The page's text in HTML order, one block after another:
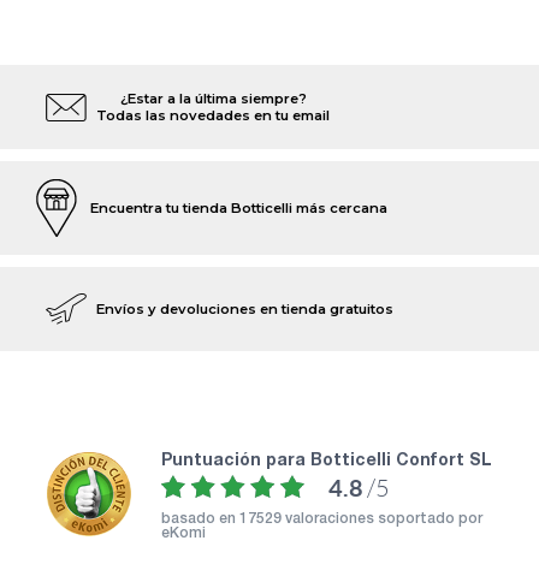
¿Estar a la última siempre?
Todas las novedades en tu email
Encuentra tu tienda Botticelli más cercana
Envíos y devoluciones en tienda gratuitos
puntuación para Botticelli Confort SL
4.8 /5
basado en 17529 valoraciones soportado por
eKomi